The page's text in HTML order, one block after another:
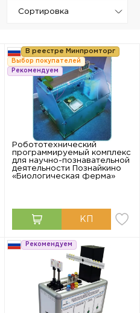
В реестре Минпромторг
Выбор покупателей
Рекомендуем
Робототехнический
программируемый комплекс
для научно-познавательной
деятельности Познайкино
«Биологическая ферма»
Рекомендуем